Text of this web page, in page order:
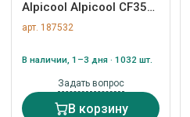
Alpicool Alpicool CF35
(12/24) арт. ZN-187532
арт. 187532
В наличии, 1–3 дня · 1032 шт.
Задать вопрос
В корзину